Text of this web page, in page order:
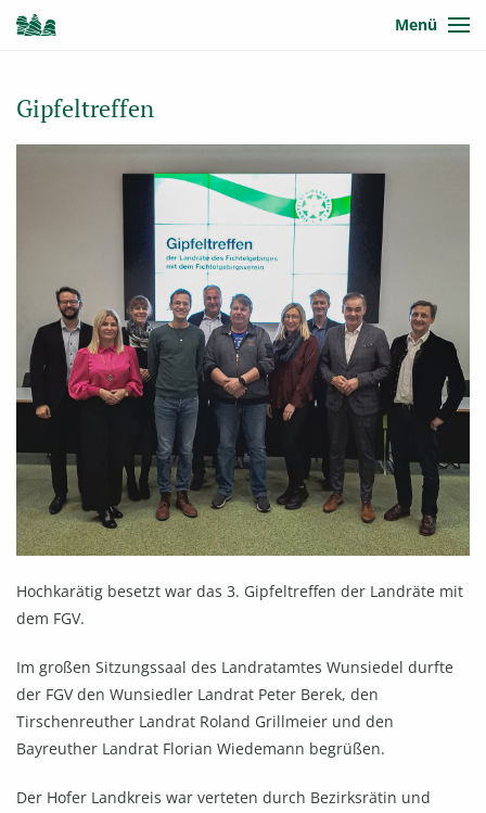
Menü
Gipfeltreffen
Hochkarätig besetzt war das 3. Gipfeltreffen der Landräte mit
dem FGV.
Im großen Sitzungssaal des Landratamtes Wunsiedel durfte
der FGV den Wunsiedler Landrat Peter Berek, den
Tirschenreuther Landrat Roland Grillmeier und den
Bayreuther Landrat Florian Wiedemann begrüßen.
Der Hofer Landkreis war verteten durch Bezirksrätin und